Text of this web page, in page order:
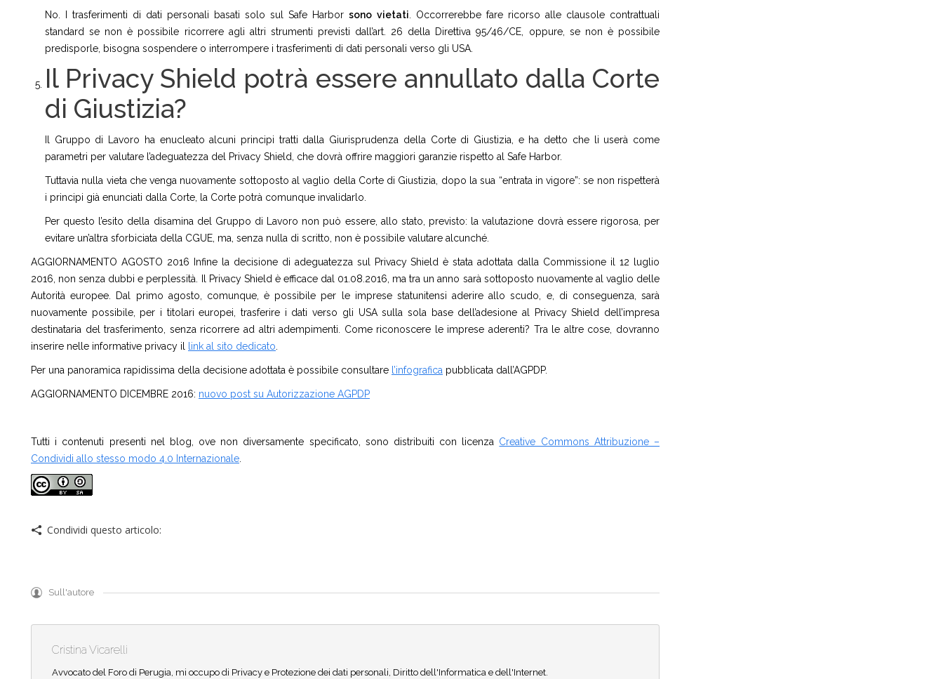
No. I trasferimenti di dati personali basati solo sul Safe Harbor sono vietati . Occorrerebbe fare ricorso alle clausole contrattuali
standard se non è possibile ricorrere agli altri strumenti previsti dall’art. 26 della Direttiva 95/46/CE, oppure, se non è possibile
predisporle, bisogna sospendere o interrompere i trasferimenti di dati personali verso gli USA.
Il Privacy Shield potrà essere annullato dalla Corte
di Giustizia?
Il Gruppo di Lavoro ha enucleato alcuni principi tratti dalla Giurisprudenza della Corte di Giustizia, e ha detto che li userà come
parametri per valutare l’adeguatezza del Privacy Shield, che dovrà offrire maggiori garanzie rispetto al Safe Harbor.
Tuttavia nulla vieta che venga nuovamente sottoposto al vaglio della Corte di Giustizia, dopo la sua “entrata in vigore”: se non rispetterà
i principi già enunciati dalla Corte, la Corte potrà comunque invalidarlo.
Per questo l’esito della disamina del Gruppo di Lavoro non può essere, allo stato, previsto: la valutazione dovrà essere rigorosa, per
evitare un’altra sforbiciata della CGUE, ma, senza nulla di scritto, non è possibile valutare alcunché.
AGGIORNAMENTO AGOSTO 2016 Infine la decisione di adeguatezza sul Privacy Shield è stata adottata dalla Commissione il 12 luglio
2016, non senza dubbi e perplessità. Il Privacy Shield è efficace dal 01.08.2016, ma tra un anno sarà sottoposto nuovamente al vaglio delle
Autorità europee. Dal primo agosto, comunque, è possibile per le imprese statunitensi aderire allo scudo, e, di conseguenza, sarà
nuovamente possibile, per i titolari europei, trasferire i dati verso gli USA sulla sola base dell’adesione al Privacy Shield dell’impresa
destinataria del trasferimento, senza ricorrere ad altri adempimenti. Come riconoscere le imprese aderenti? Tra le altre cose, dovranno
inserire nelle informative privacy il
link al sito dedicato
Per una panoramica rapidissima della decisione adottata è possibile consultare l’infografica pubblicata dall’AGPDP.
AGGIORNAMENTO DICEMBRE 2016: nuovo post su Autorizzazione AGPDP
Tutti i contenuti presenti nel blog, ove non diversamente specificato, sono distribuiti con licenza Creative Commons Attribuzione –
Condividi allo stesso modo 4.0 Internazionale
Condividi questo articolo:
Sull'autore
Cristina Vicarelli
Avvocato del Foro di Perugia, mi occupo di Privacy e Protezione dei dati personali, Diritto dell'Informatica e dell'Internet.